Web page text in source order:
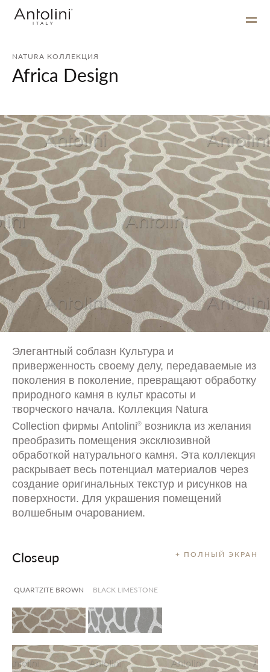
NATURA КОЛЛЕКЦИЯ
Africa Design
Элегантный соблазн Культура и
приверженность своему делу, передаваемые из
поколения в поколение, превращают обработку
природного камня в культ красоты и
творческого начала. Коллекция Natura
Collection фирмы Antolini® возникла из желания
преобразить помещения эксклюзивной
обработкой натурального камня. Эта коллекция
раскрывает весь потенциал материалов через
создание оригинальных текстур и рисунков на
поверхности. Для украшения помещений
волшебным очарованием.
+ ПОЛНЫЙ ЭКРАН
Closeup
QUARTZITE BROWN BLACK LIMESTONE